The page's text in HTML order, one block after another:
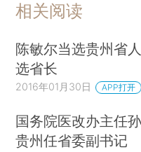
相关阅读
陈敏尔当选贵州省
选省长
2016年01月30日 APP打开
国务院医改办主任
贵州任省委副书记